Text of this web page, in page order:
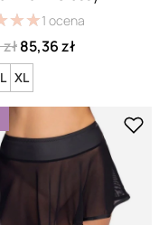
★★
★★1 ocena
85,36 zł
L XL